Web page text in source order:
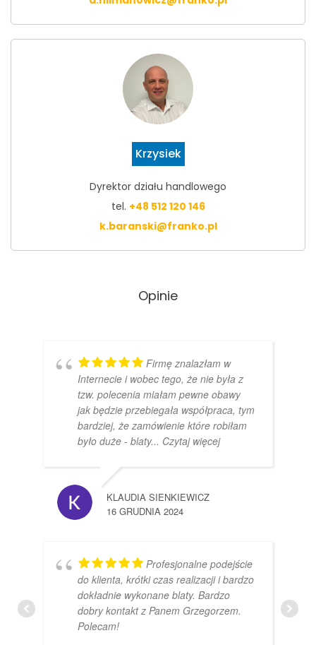
Krzysiek
Dyrektor działu handlowego
tel. +48 512 120 146
k.baranski@franko.pl
Opinie
Firmę znalazłam w
Internecie i wobec tego, że nie była z
tzw. polecenia miałam pewne obawy
jak będzie przebiegała współpraca, tym
bardziej, że zamówienie które robiłam
było duże - blaty... Czytaj więcej
KLAUDIA SIENKIEWICZ
16 GRUDNIA 2024
Profesjonalne podejście
do klienta, krótki czas realizacji i bardzo
dokładnie wykonane blaty. Bardzo
dobry kontakt z Panem Grzegorzem.
Polecam!